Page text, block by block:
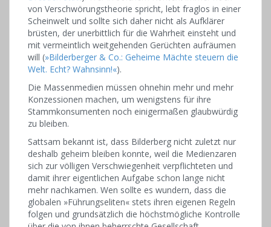
von Verschwörungstheorie spricht, lebt fraglos in einer
Scheinwelt und sollte sich daher nicht als Aufklärer
brüsten, der unerbittlich für die Wahrheit einsteht und
mit vermeintlich weitgehenden Gerüchten aufräumen
will (»Bilderberger & Co.: Geheime Mächte steuern die
Welt. Echt? Wahnsinn!«).
Die Massenmedien müssen ohnehin mehr und mehr
Konzessionen machen, um wenigstens für ihre
Stammkonsumenten noch einigermaßen glaubwürdig
zu bleiben.
Sattsam bekannt ist, dass Bilderberg nicht zuletzt nur
deshalb geheim bleiben konnte, weil die Medienzaren
sich zur völligen Verschwiegenheit verpflichteten und
damit ihrer eigentlichen Aufgabe schon lange nicht
mehr nachkamen. Wen sollte es wundern, dass die
globalen »Führungseliten« stets ihren eigenen Regeln
folgen und grundsätzlich die höchstmögliche Kontrolle